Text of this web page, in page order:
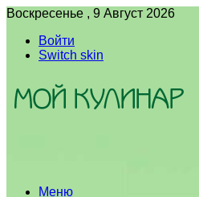
Воскресенье , 9 Август 2026
Войти
Switch skin
Меню